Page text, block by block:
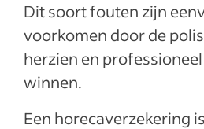
Dit soort fouten zijn
voorkomen door de
herzien en
winnen.
Een horecaverzekering